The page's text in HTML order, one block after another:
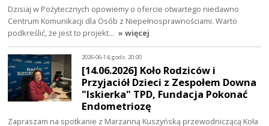
Dzisiaj w Pożytecznych opowiemy o ofercie otwartego niedawno
Centrum Komunikacji dla Osób z Niepełnosprawnościami. Warto
podkreślić, że jest to projekt… » więcej
2026-06-14, godz. 20:00
[14.06.2026] Koło Rodziców i
Przyjaciół Dzieci z Zespołem Downa
"Iskierka" TPD, Fundacja Pokonać
Endometriozę
Zapraszam na spotkanie z Marzanną Kuszyńską przewodniczącą Koła